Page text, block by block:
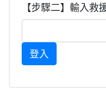
【步驟二】輸入救
登入